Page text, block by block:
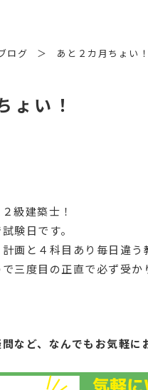
ログ あと２カ月ちょい！
ょい！
級建築士！
験日です。
画と４科目あり毎日違
三度目の正直で必ず受か
など、 なんでもお気軽に